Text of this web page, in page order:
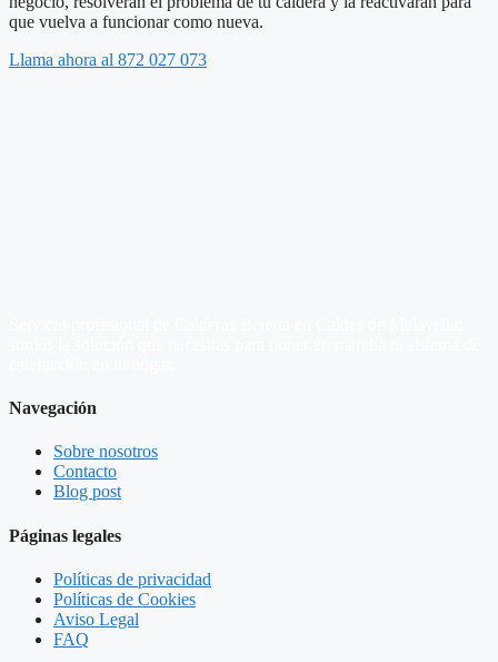
que vuelva a funcionar como nueva.
Llama ahora al 872 027 073
Navegación
Sobre nosotros
Contacto
Blog post
Páginas legales
Políticas de privacidad
Políticas de Cookies
Aviso Legal
FAQ